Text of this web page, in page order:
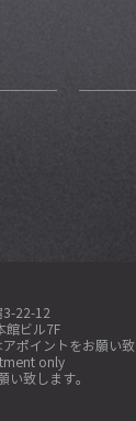
3-22-12
館ビル7F
ポイントをお願い致
only
い致します。